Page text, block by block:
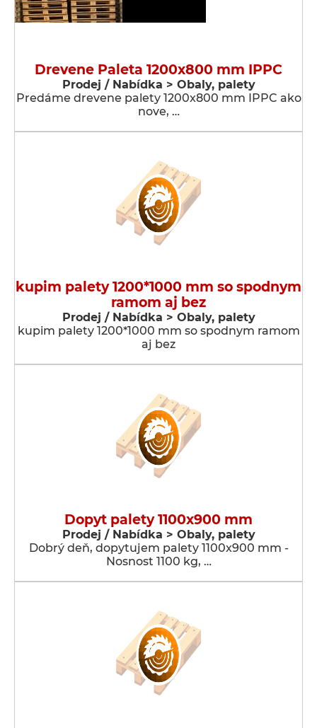
Drevene Paleta 1200x800 mm IPPC
Prodej / Nabídka > Obaly, palety
Predáme drevene palety 1200x800 mm IPPC ako
nove, …
kupim palety 1200*1000 mm so spodnym
ramom aj bez
Prodej / Nabídka > Obaly, palety
kupim palety 1200*1000 mm so spodnym ramom
aj bez
Dopyt palety 1100x900 mm
Prodej / Nabídka > Obaly, palety
Dobrý deň, dopytujem palety 1100x900 mm -
Nosnost 1100 kg, …